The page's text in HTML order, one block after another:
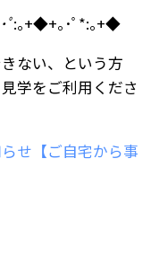
ﾟ:｡+◆+｡･ﾟ*:｡+◆
ない、という方
学をご利用くださ
せ【ご自宅から事